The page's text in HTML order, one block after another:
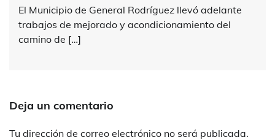
El Municipio de General Rodríguez llevó adelante
trabajos de mejorado y acondicionamiento del
camino de […]
Deja un comentario
Tu dirección de correo electrónico no será publicada.